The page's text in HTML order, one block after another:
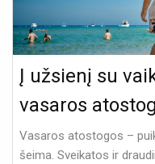
Į užsienį su
vasaros
Vasaros atostogos –
šeima. Sveikatos ir